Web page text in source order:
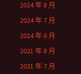
2024 年 8 月
2024 年 7 月
2024 年 6 月
2021 年 8 月
2021 年 7 月